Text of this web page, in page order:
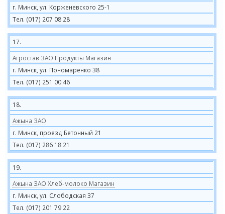
г. Минск, ул. Корженевского 25-1
Тел. (017) 207 08 28
17.
Агростав ЗАО Продукты Магазин
г. Минск, ул. Пономаренко 38
Тел. (017) 251 00 46
18.
Ажына ЗАО
г. Минск, проезд Бетонный 21
Тел. (017) 286 18 21
19.
Ажына ЗАО Хлеб-молоко Магазин
г. Минск, ул. Слободская 37
Тел. (017) 201 79 22